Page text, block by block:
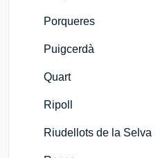
Porqueres
Puigcerdà
Quart
Ripoll
Riudellots de la Selva